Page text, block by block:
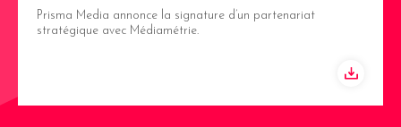
Prisma Media annonce la signature d’un partenariat
stratégique avec Médiamétrie.